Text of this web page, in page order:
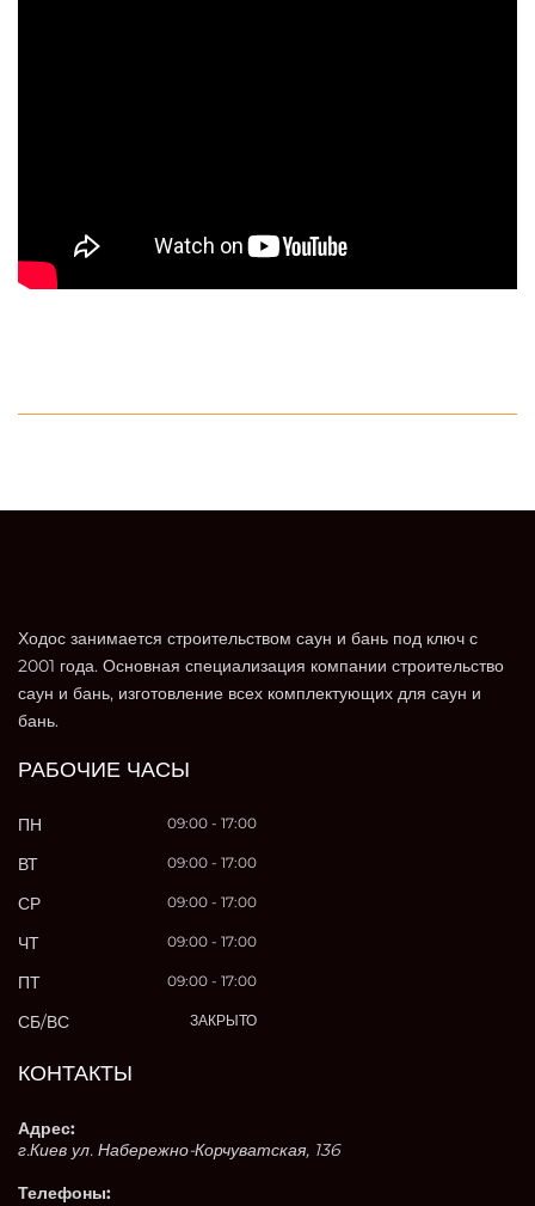
Ходос занимается строительством саун и бань под ключ с
2001 года. Основная специализация компании строительство
саун и бань, изготовление всех комплектующих для саун и
бань.
РАБОЧИЕ ЧАСЫ
ПН 09:00 - 17:00
ВТ 09:00 - 17:00
СР 09:00 - 17:00
ЧТ 09:00 - 17:00
ПТ 09:00 - 17:00
СБ/ВС ЗАКРЫТО
КОНТАКТЫ
Адрес:
г.Киев ул. Набережно-Корчуватская, 136
Телефоны: